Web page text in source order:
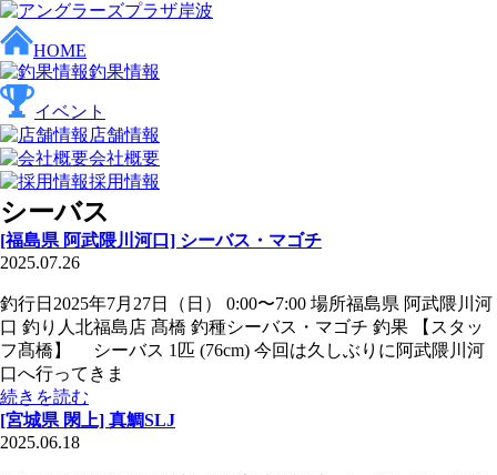
HOME
釣果情報
イベント
店舗情報
会社概要
採用情報
シーバス
[福島県 阿武隈川河口] シーバス・マゴチ
2025.07.26
釣行日2025年7月27日（日） 0:00〜7:00 場所福島県 阿武隈川河
口 釣り人北福島店 髙橋 釣種シーバス・マゴチ 釣果 【スタッ
フ髙橋】 シーバス 1匹 (76cm) 今回は久しぶりに阿武隈川河
口へ行ってきま
続きを読む
[宮城県 閖上] 真鯛SLJ
2025.06.18